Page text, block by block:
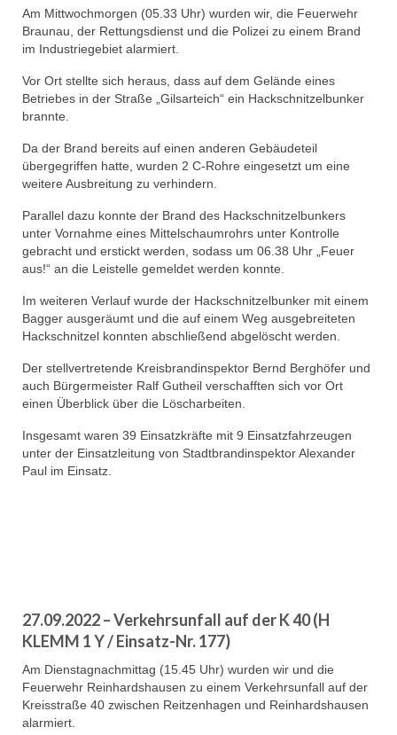
Am Mittwochmorgen (05.33 Uhr) wurden wir, die Feuerwehr
Braunau, der Rettungsdienst und die Polizei zu einem Brand
im Industriegebiet alarmiert.
Vor Ort stellte sich heraus, dass auf dem Gelände eines
Betriebes in der Straße „Gilsarteich“ ein Hackschnitzelbunker
brannte.
Da der Brand bereits auf einen anderen Gebäudeteil
übergegriffen hatte, wurden 2 C-Rohre eingesetzt um eine
weitere Ausbreitung zu verhindern.
Parallel dazu konnte der Brand des Hackschnitzelbunkers
unter Vornahme eines Mittelschaumrohrs unter Kontrolle
gebracht und erstickt werden, sodass um 06.38 Uhr „Feuer
aus!“ an die Leistelle gemeldet werden konnte.
Im weiteren Verlauf wurde der Hackschnitzelbunker mit einem
Bagger ausgeräumt und die auf einem Weg ausgebreiteten
Hackschnitzel konnten abschließend abgelöscht werden.
Der stellvertretende Kreisbrandinspektor Bernd Berghöfer und
auch Bürgermeister Ralf Gutheil verschafften sich vor Ort
einen Überblick über die Löscharbeiten.
Insgesamt waren 39 Einsatzkräfte mit 9 Einsatzfahrzeugen
unter der Einsatzleitung von Stadtbrandinspektor Alexander
Paul im Einsatz.
27.09.2022 – Verkehrsunfall auf der K 40 (H
KLEMM 1 Y / Einsatz-Nr. 177)
Am Dienstagnachmittag (15.45 Uhr) wurden wir und die
Feuerwehr Reinhardshausen zu einem Verkehrsunfall auf der
Kreisstraße 40 zwischen Reitzenhagen und Reinhardshausen
alarmiert.